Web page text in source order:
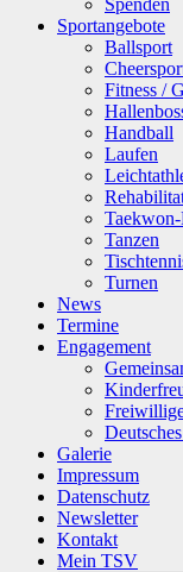
Spenden
Sportangebote
Ballsport
Fitness /
Handball
Laufen
Tanzen
Turnen
News
Termine
Engagement
Galerie
Impressum
Datenschutz
Newsletter
Kontakt
Mein TSV